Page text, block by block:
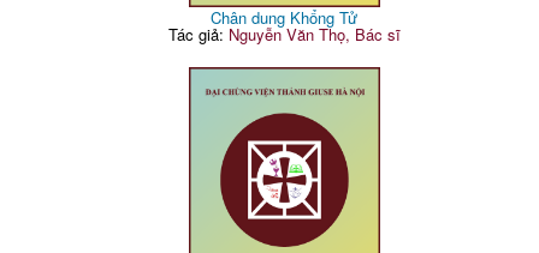
Chân dung Khổng Tử
Tác giả: Nguyễn Văn Thọ, Bác sĩ